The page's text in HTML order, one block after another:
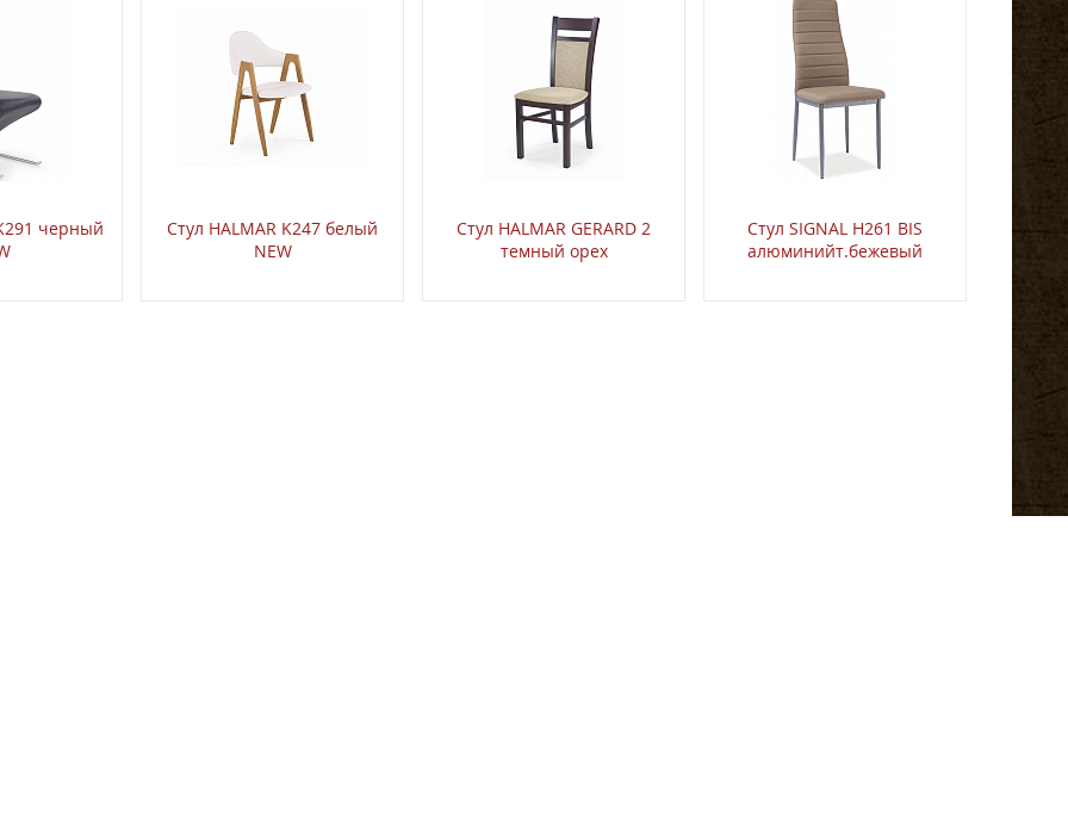
черный
Стул HALMAR K247 белый
NEW
Стул HALMAR GERARD 2
темный орех
Стул SIGNAL H261 BIS
алюминийт.бежевый